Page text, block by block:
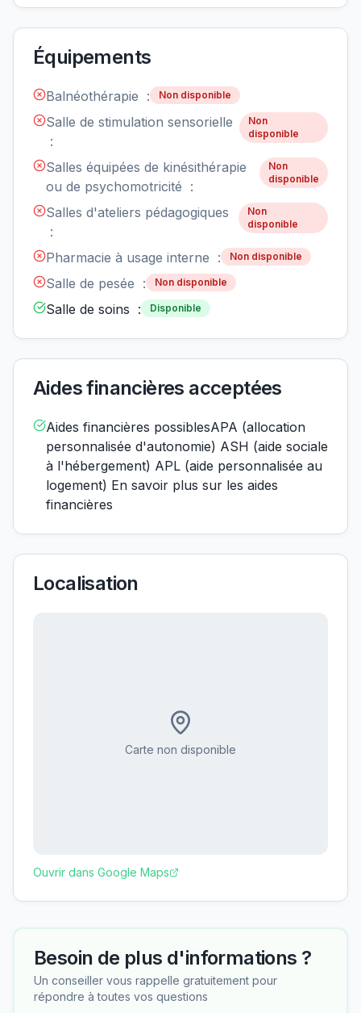
Équipements
Balnéothérapie : Non disponible
Salle de stimulation sensorielle
:
Non
disponible
Salles équipées de kinésithérapie
ou de psychomotricité :
Non
disponible
Salles d'ateliers pédagogiques
:
Non
disponible
Pharmacie à usage interne : Non disponible
Salle de pesée : Non disponible
Salle de soins : Disponible
Aides financières acceptées
Aides financières possiblesAPA (allocation
personnalisée d'autonomie) ASH (aide sociale
à l'hébergement) APL (aide personnalisée au
logement) En savoir plus sur les aides
financières
Localisation
Carte non disponible
Ouvrir dans Google Maps
Besoin de plus d'informations ?
Un conseiller vous rappelle gratuitement pour
répondre à toutes vos questions